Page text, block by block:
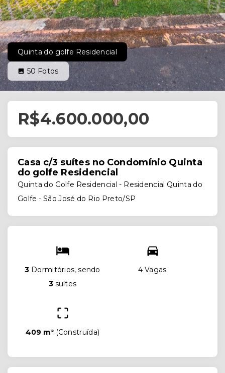
Quinta do golfe Residencial
50 Fotos
R$4.600.000,00
Casa c/3 suítes no Condomínio Quinta
do golfe Residencial
Quinta do Golfe Residencial - Residencial Quinta do
Golfe - São José do Rio Preto/SP
3 Dormitórios, sendo
3suítes
4 Vagas
409 m² (Construída)